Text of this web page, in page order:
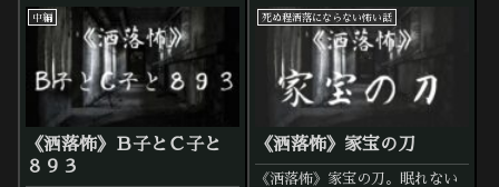
中編
《洒落怖》Ｂ子とＣ子と
８９３
死ぬ程洒落にならない怖い話
《洒落怖》家宝の刀
《洒落怖》家宝の刀。眠れない